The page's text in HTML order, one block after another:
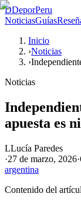
DDeporPeru
NoticiasGuías
Inicio
›Noticias
›
Noticias
apuesta es
LLucía Paredes
·27 de marzo, 2026·
argentina
Contenido del